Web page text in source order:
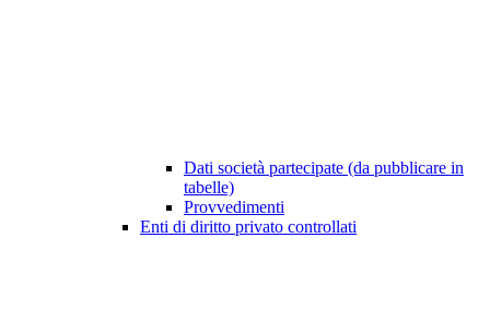
Dati società partecipate (da pubblicare in
tabelle)
Provvedimenti
Enti di diritto privato controllati